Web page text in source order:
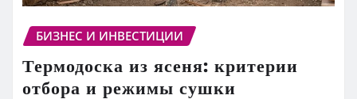
БИЗНЕС И ИНВЕСТИЦИИ
Термодоска из ясеня: критерии
отбора и режимы сушки